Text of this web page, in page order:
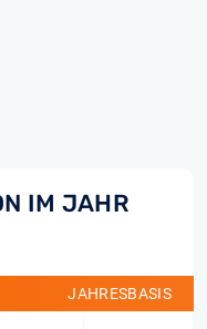
IM JAHR
JAHRESBASIS